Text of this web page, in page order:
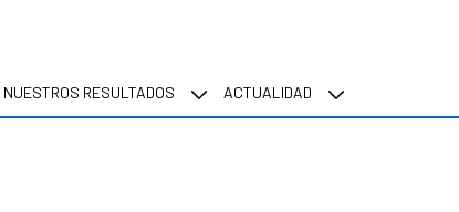
NUESTROS RESULTADOS ACTUALIDAD